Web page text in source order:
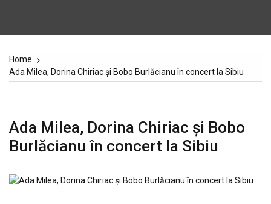
Home
Ada Milea, Dorina Chiriac și Bobo Burlăcianu în concert la Sibiu
Ada Milea, Dorina Chiriac și Bobo
Burlăcianu în concert la Sibiu